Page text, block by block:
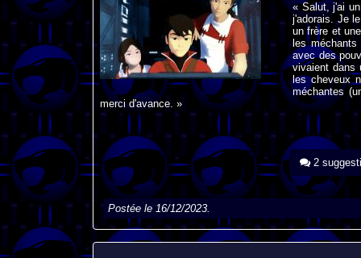
« Salut, j'ai
j'adorais. Je
un frère et
les méchants
avec des
vivaient dans
les cheveux
méchantes
merci d'avance. »
2
Postée le 16/12/2023.